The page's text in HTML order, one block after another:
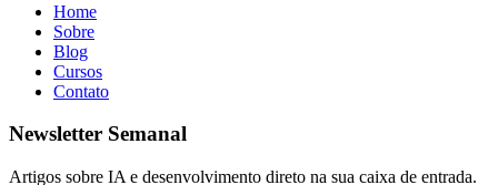
Home
Sobre
Blog
Cursos
Contato
Newsletter Semanal
Artigos sobre IA e desenvolvimento direto na sua caixa de entrada.